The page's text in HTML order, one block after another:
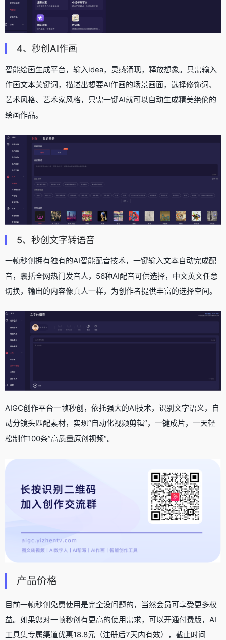
4、秒创AI作画
智能绘画生成平台，输入idea，灵感涌现，释放想象。只需输入
作画文本关键词，描述出想要AI作画的场景画面，选择修饰词、
艺术风格、艺术家风格，只需一键AI就可以自动生成精美绝伦的
绘画作品。
5、秒创文字转语音
一帧秒创拥有独有的AI智能配音技术，一键输入文本自动完成配
音，囊括全网热门发音人，56种AI配音可供选择，中文英文任意
切换，输出的内容像真人一样，为创作者提供丰富的选择空间。
AIGC创作平台一帧秒创，依托强大的AI技术，识别文字语义，自
动分镜头匹配素材，实现“自动化视频剪辑”，一键成片，一天轻
松制作100条”高质量原创视频“。
产品价格
目前一帧秒创免费使用是完全没问题的，当然会员可享受更多权
益。如果您对一帧秒创有更高的使用需求，可以开通付费版，AI
工具集专属渠道优惠18.8元（注册后7天内有效），截止时间